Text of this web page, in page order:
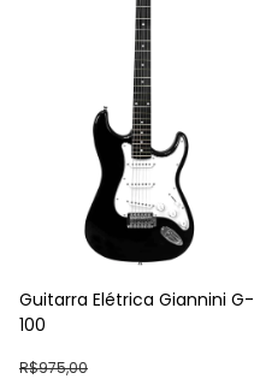
Guitarra Elétrica Giannini G-
100
R$975,00